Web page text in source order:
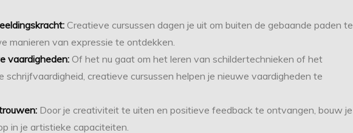
Creatieve cursussen dagen je uit om buiten de gebaande paden te
manieren van expressie te ontdekken.
vaardigheden: Of het nu gaat om het leren van schildertechnieken of het
schrijfvaardigheid, creatieve cursussen helpen je nieuwe vaardigheden te
Door je creativiteit te uiten en positieve feedback te ontvangen, bouw je
in je artistieke capaciteiten.